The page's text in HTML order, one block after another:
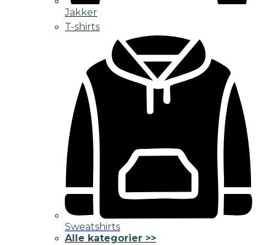
Jakker
T-shirts
Sweatshirts
Alle kategorier >>